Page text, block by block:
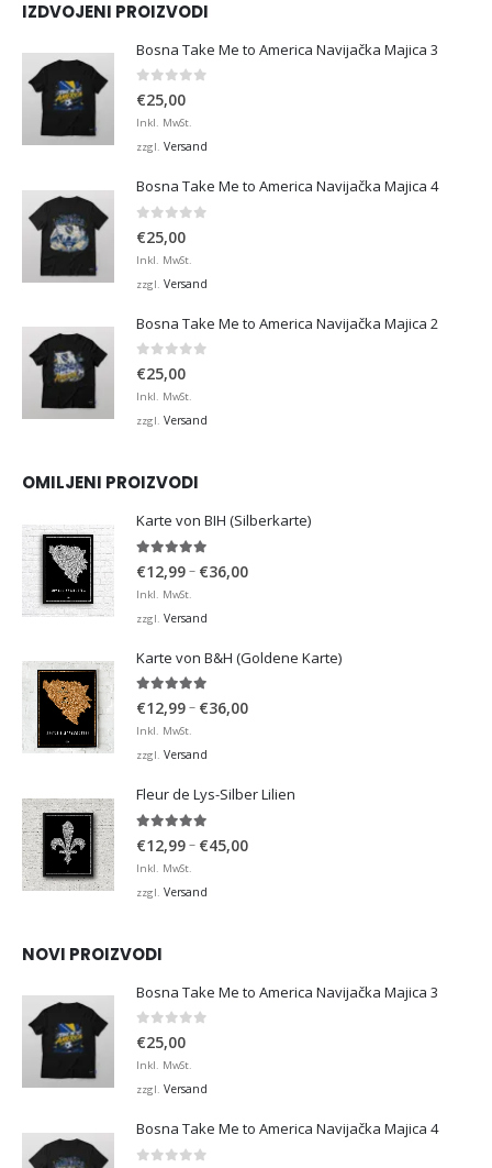
IZDVOJENI PROIZVODI
Bosna Take Me to America Navijačka Majica 3
0 von 5
€25,00
Inkl. MwSt.
zzgl. Versand
Bosna Take Me to America Navijačka Majica 4
€25,00
Inkl. MwSt.
zzgl. Versand
Bosna Take Me to America Navijačka Majica 2
0 von 5
€25,00
Inkl. MwSt.
zzgl. Versand
OMILJENI PROIZVODI
Karte von BIH (Silberkarte)
€12,99– €36,00Preisspanne:
Inkl. MwSt.
zzgl. Versand
Karte von B&H (Goldene Karte)
4.98von 5
€12,99– €36,00Preisspanne:
Inkl. MwSt.
zzgl. Versand
Fleur de Lys-Silber Lilien
€12,99– €45,00Preisspanne:
Inkl. MwSt.
zzgl. Versand
NOVI PROIZVODI
Bosna Take Me to America Navijačka Majica 3
0 von 5
€25,00
Inkl. MwSt.
zzgl. Versand
Bosna Take Me to America Navijačka Majica 4